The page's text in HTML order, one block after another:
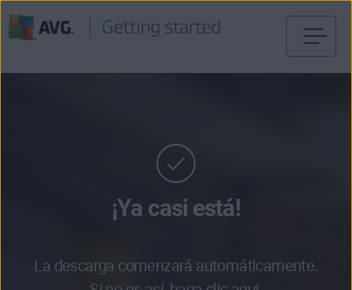
¡Ya casi está!
La descarga comenzará automáticamente.